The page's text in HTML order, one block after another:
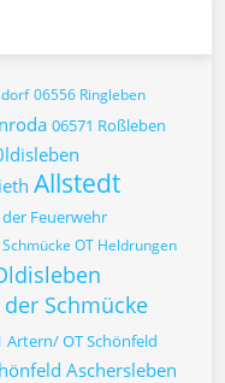
06556 Ringleben
06571 Roßleben
Allstedt
Feuerwehr
OT Heldrungen
der Schmücke
Artern/ OT Schönfeld
Aschersleben